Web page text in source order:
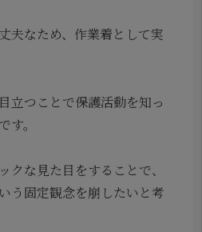
夫なため、作業着として実
立つことで保護活動を知っ
。
クな見た目をすることで、
う固定観念を崩したいと考